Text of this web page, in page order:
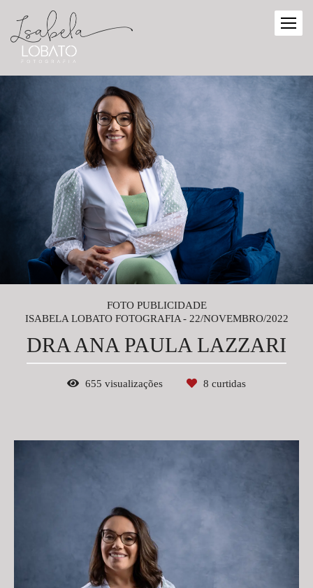
FOTO PUBLICIDADE
ISABELA LOBATO FOTOGRAFIA
22/NOVEMBRO/2022
DRA ANA PAULA LAZZARI
655 visualizações 8 curtidas